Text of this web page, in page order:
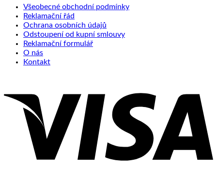
Všeobecné obchodní podmínky
Reklamační řád
Ochrana osobních údajů
Odstoupení od kupní smlouvy
Reklamační formulář
O nás
Kontakt